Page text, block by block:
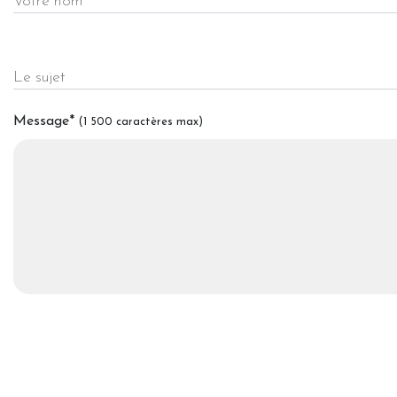
Le sujet
Message* (1 500 caractères max)